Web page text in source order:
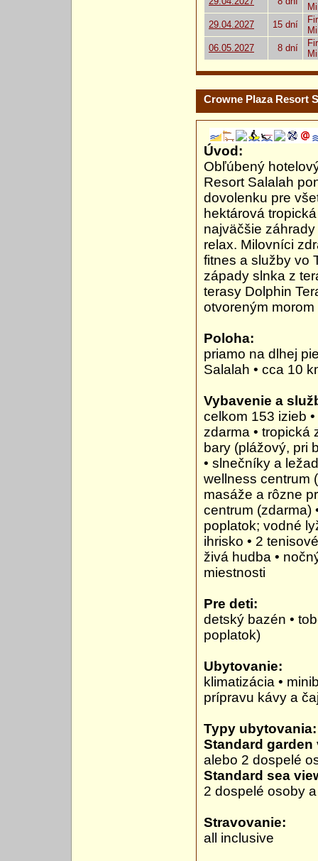
29.04.2027
15 dní
06.05.2027
8 dní
Crowne Plaza Resort
Úvod:
Obľúbený
Resort Salalah
dovolenku pre
hektárová
najväčšie
relax. Milovníci
fitnes a služby vo
západy slnka z
terasy Dolphin
otvoreným
Poloha:
priamo na dlhej
Salalah • cca 10
Vybavenie a
celkom 153 izieb
zdarma • tropická
bary (plážový, pri
• slnečníky a
wellness centrum
masáže a rôzne
centrum (zdarma)
poplatok; vodné
ihrisko • 2
živá hudba •
miestnosti
Pre deti:
detský bazén •
poplatok)
Ubytovanie:
klimatizácia •
prípravu kávy a
Typy ubytovania:
Standard
alebo 2 dospelé
Standard sea
2 dospelé osoby
Stravovanie:
all inclusive